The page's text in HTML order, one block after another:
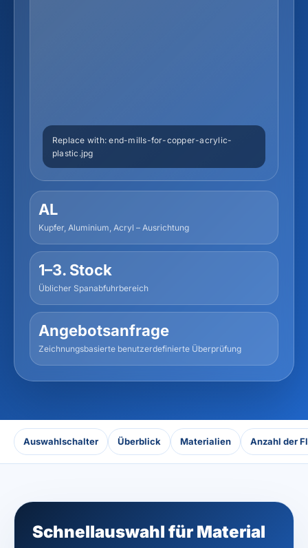
AL
Kupfer, Aluminium, Acryl – Ausrichtung
1–3. Stock
Üblicher Spanabfuhrbereich
Angebotsanfrage
Zeichnungsbasierte benutzerdefinierte Überprüfung
Auswahlschalter Überblick Materialien Anzahl der
Schnellauswahl für Material